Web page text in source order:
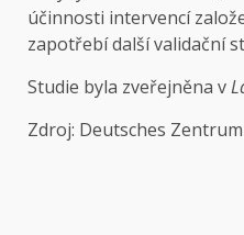
účinnosti intervencí
zapotřebí další validační
Studie byla zveřejněna v
Zdroj: Deutsches